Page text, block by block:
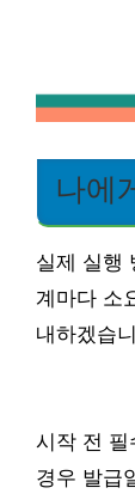
나에
실제 실행
계마다 소
내하겠습
시작 전 필
경우 발급